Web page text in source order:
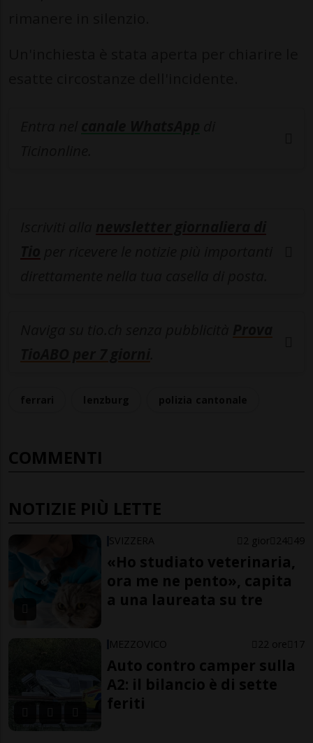
COMMENTI
NOTIZIE PIÙ LETTE
SVIZZERA 2 gior 24 49
«Ho studiato veterinaria,
ora me ne pento», capita
a una laureata su tre
MEZZOVICO 22 ore 17
Auto contro camper sulla
A2: il bilancio è di sette
feriti